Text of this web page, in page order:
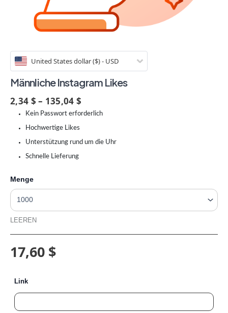
United States dollar ($) - USD
Männliche Instagram Likes
2,34 $ – 135,04 $
Kein Passwort erforderlich
Hochwertige Likes
Unterstützung rund um die Uhr
Schnelle Lieferung
Menge
LEEREN
17,60 $
Link